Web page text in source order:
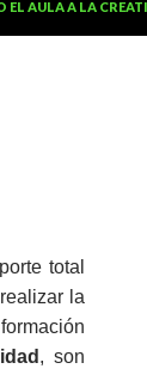
EL AULA A LA
total
la
, son